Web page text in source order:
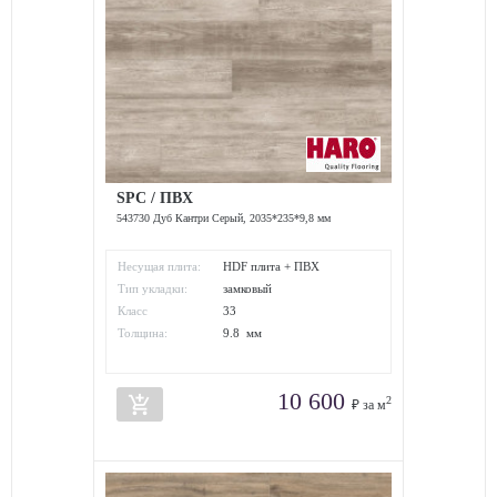
SPC / ПВХ
543730 Дуб Кантри Серый, 2035*235*9,8 мм
Несущая плита:
HDF плита + ПВХ
Тип укладки:
замковый
Класс
износостойкости:
33
Толщина:
9.8 мм
add_shopping_cart 10 600 ₽ за м2